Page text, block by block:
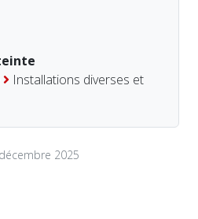
Installations diverses et
2025